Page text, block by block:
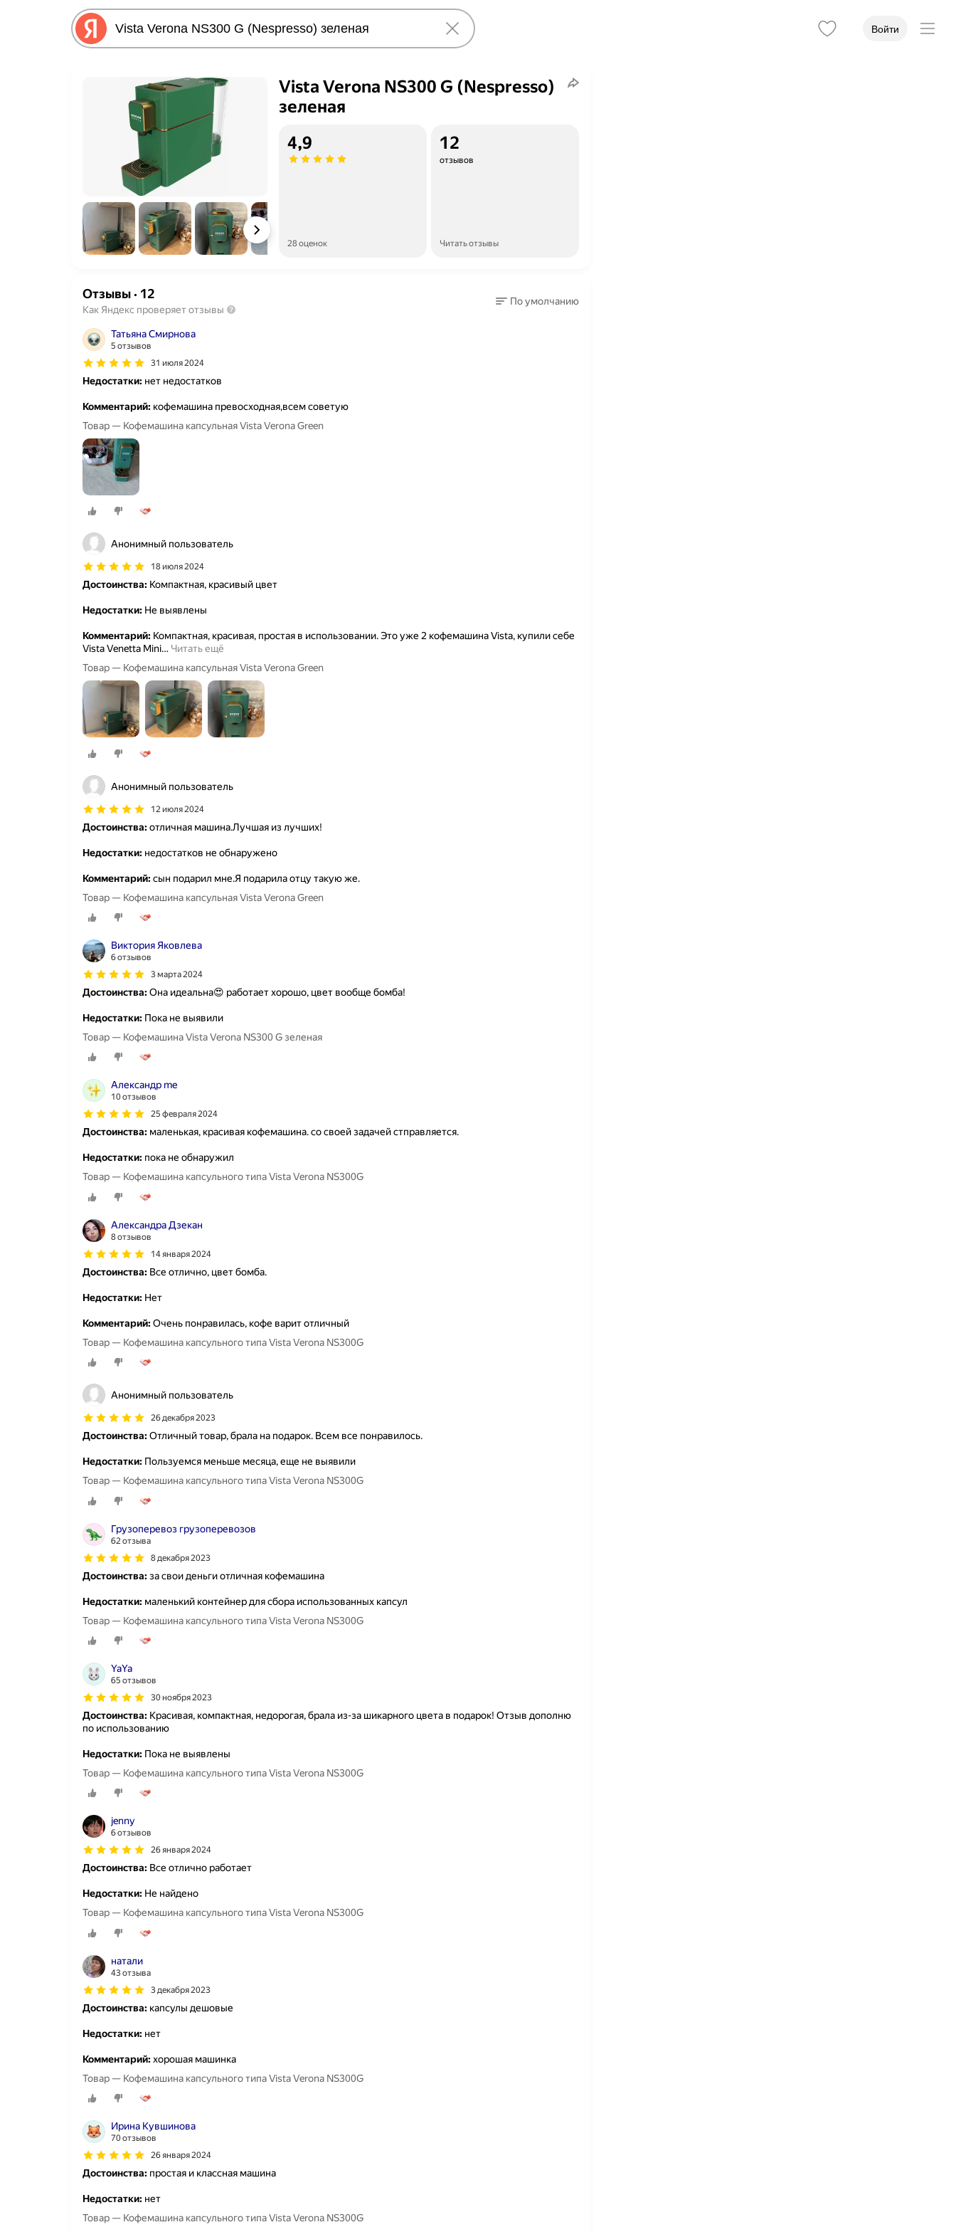
Войти
Vista Verona NS300 G (Nespresso)
зеленая
4,9
28 оценок
12
отзывов
Читать отзывы
Отзывы· 12
Как Яндекс проверяет отзывы
По умолчанию
Татьяна Смирнова
5 отзывов
31 июля 2024
Недостатки: нет недостатков
Комментарий: кофемашина превосходная,всем советую
Товар — Кофемашина капсульная Vista Verona Green
Анонимный пользователь
18 июля 2024
Достоинства: Компактная, красивый цвет
Недостатки: Не выявлены
Комментарий: Компактная, красивая, простая в использовании. Это уже 2 кофемашина Vista, купили себе
Vista Venetta Mini… Читать ещё
Товар — Кофемашина капсульная Vista Verona Green
Анонимный пользователь
12 июля 2024
Достоинства:отличная машина.Лучшая из лучших!
Недостатки: недостатков не обнаружено
Комментарий:сын подарил мне.Я подарила отцу такую же.
Товар — Кофемашина капсульная Vista Verona Green
Виктория Яковлева
6 отзывов
3 марта 2024
Достоинства:Она идеальна😍 работает хорошо, цвет вообще бомба!
Недостатки: Пока не выявили
Товар — Кофемашина Vista Verona NS300 G зеленая
Александр me
10 отзывов
25 февраля 2024
Достоинства: маленькая, красивая кофемашина. со своей задачей стправляется.
Недостатки: пока не обнаружил
Товар — Кофемашина капсульного типа Vista Verona NS300G
Александра Дзекан
8 отзывов
14 января 2024
Достоинства: Все отлично, цвет бомба.
Недостатки: Нет
Комментарий:Очень понравилась, кофе варит отличный
Товар — Кофемашина капсульного типа Vista Verona NS300G
Анонимный пользователь
26 декабря 2023
Достоинства:Отличный товар, брала на подарок. Всем все понравилось.
Недостатки: Пользуемся меньше месяца, еще не выявили
Товар — Кофемашина капсульного типа Vista Verona NS300G
Грузоперевоз грузоперевозов
62 отзыва
8 декабря 2023
Достоинства:за свои деньги отличная кофемашина
Недостатки: маленький контейнер для сбора использованных капсул
Товар — Кофемашина капсульного типа Vista Verona NS300G
YaYa
65 отзывов
30 ноября 2023
Достоинства: Красивая, компактная, недорогая, брала из-за шикарного цвета в подарок! Отзыв дополню
по использованию
Недостатки: Пока не выявлены
Товар — Кофемашина капсульного типа Vista Verona NS300G
jenny
6 отзывов
26 января 2024
Достоинства: Все отлично работает
Недостатки: Не найдено
Товар — Кофемашина капсульного типа Vista Verona NS300G
натали
43 отзыва
3 декабря 2023
Достоинства: капсулы дешовые
Недостатки: нет
Комментарий:хорошая машинка
Товар — Кофемашина капсульного типа Vista Verona NS300G
Ирина Кувшинова
70 отзывов
26 января 2024
Достоинства: простая и классная машина
Недостатки: нет
Товар — Кофемашина капсульного типа Vista Verona NS300G